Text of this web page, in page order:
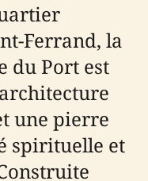
Ferrand, la
du Port est
une pierre
spirituelle et